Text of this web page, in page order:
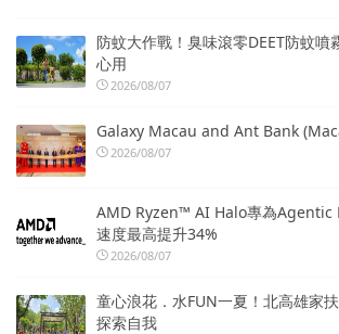
防蚊大作戰！臭味滾零DEET防蚊噴
心用
2026/08/07
Galaxy Macau and Ant Bank
2026/08/07
AMD Ryzen™ AI Halo專為Agentic
速度最高提升34%
2026/08/07
童心浪花．水FUN一夏！北高雄家
探索自我